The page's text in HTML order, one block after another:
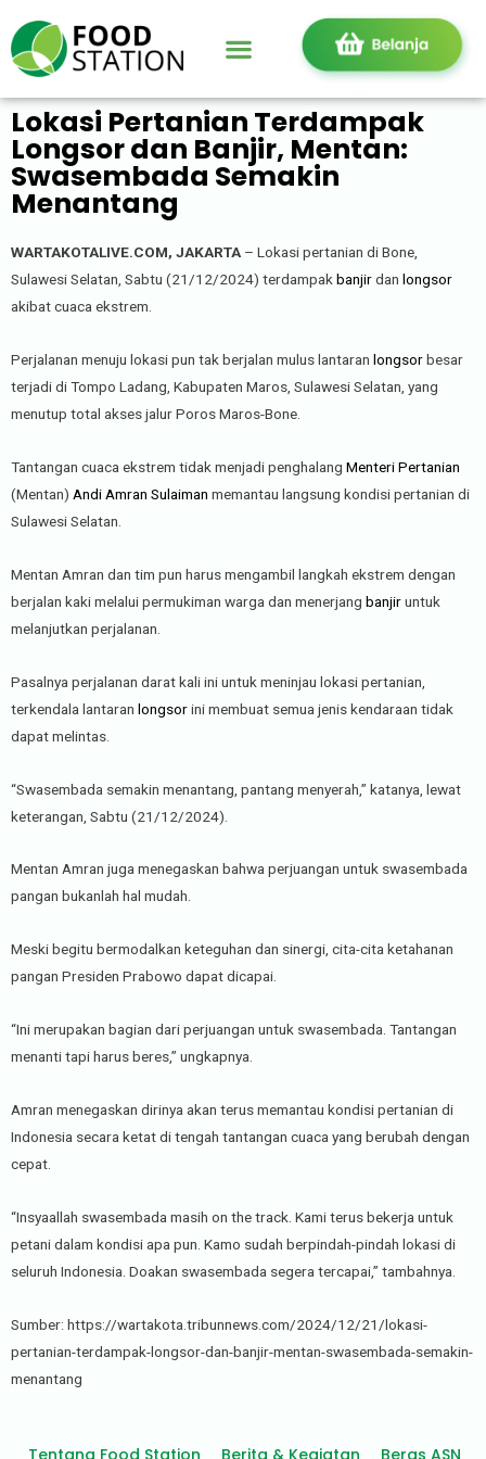
Lokasi Pertanian Terdampak
Longsor dan Banjir, Mentan:
Swasembada Semakin
Menantang
WARTAKOTALIVE.COM, JAKARTA – Lokasi pertanian di Bone,
Sulawesi Selatan, Sabtu (21/12/2024) terdampak banjirdan longsor
akibat cuaca ekstrem.
Perjalanan menuju lokasi pun tak berjalan mulus lantaran longsorbesar
terjadi di Tompo Ladang, Kabupaten Maros, Sulawesi Selatan, yang
menutup total akses jalur Poros Maros-Bone.
Tantangan cuaca ekstrem tidak menjadi penghalang Menteri Pertanian
(Mentan) Andi Amran Sulaiman memantau langsung kondisi pertanian di
Sulawesi Selatan.
Mentan Amran dan tim pun harus mengambil langkah ekstrem dengan
berjalan kaki melalui permukiman warga dan menerjang banjiruntuk
melanjutkan perjalanan.
Pasalnya perjalanan darat kali ini untuk meninjau lokasi pertanian,
terkendala lantaran longsorini membuat semua jenis kendaraan tidak
dapat melintas.
“Swasembada semakin menantang, pantang menyerah,” katanya, lewat
keterangan, Sabtu (21/12/2024).
Mentan Amran juga menegaskan bahwa perjuangan untuk swasembada
pangan bukanlah hal mudah.
Meski begitu bermodalkan keteguhan dan sinergi, cita-cita ketahanan
pangan Presiden Prabowo dapat dicapai.
“Ini merupakan bagian dari perjuangan untuk swasembada. Tantangan
menanti tapi harus beres,” ungkapnya.
Amran menegaskan dirinya akan terus memantau kondisi pertanian di
Indonesia secara ketat di tengah tantangan cuaca yang berubah dengan
cepat.
“Insyaallah swasembada masih on the track. Kami terus bekerja untuk
petani dalam kondisi apa pun. Kamo sudah berpindah-pindah lokasi di
seluruh Indonesia. Doakan swasembada segera tercapai,” tambahnya.
Sumber: https://wartakota.tribunnews.com/2024/12/21/lokasi-
pertanian-terdampak-longsor-dan-banjir-mentan-swasembada-semakin-
menantang